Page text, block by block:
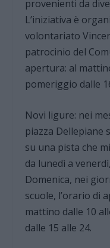
provenienti da
L’iniziativa è
volontariato
patrocinio del
apertura: al
pomeriggio dalle
Novi ligure: nei
piazza Dellepiane
su una pista che
da lunedì a
Domenica, nei
scuole, l’orario di
mattino dalle 10
dalle 15 alle 24.